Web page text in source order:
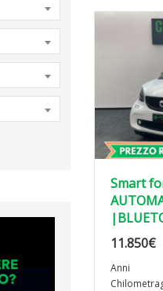
Smart
11.850€
Anni